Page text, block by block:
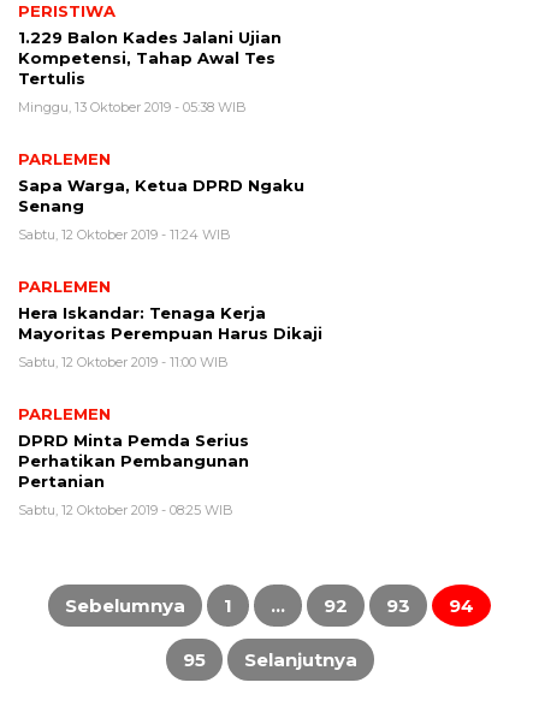
PERISTIWA
1.229 Balon Kades Jalani Ujian
Kompetensi, Tahap Awal Tes
Tertulis
Minggu, 13 Oktober 2019 - 05:38 WIB
PARLEMEN
Sapa Warga, Ketua DPRD Ngaku
Senang
Sabtu, 12 Oktober 2019 - 11:24 WIB
PARLEMEN
Hera Iskandar: Tenaga Kerja
Mayoritas Perempuan Harus Dikaji
Sabtu, 12 Oktober 2019 - 11:00 WIB
PARLEMEN
DPRD Minta Pemda Serius
Perhatikan Pembangunan
Pertanian
Sabtu, 12 Oktober 2019 - 08:25 WIB
Paginasi
pos
Sebelumnya 1 … 92 93 94
95 Selanjutnya